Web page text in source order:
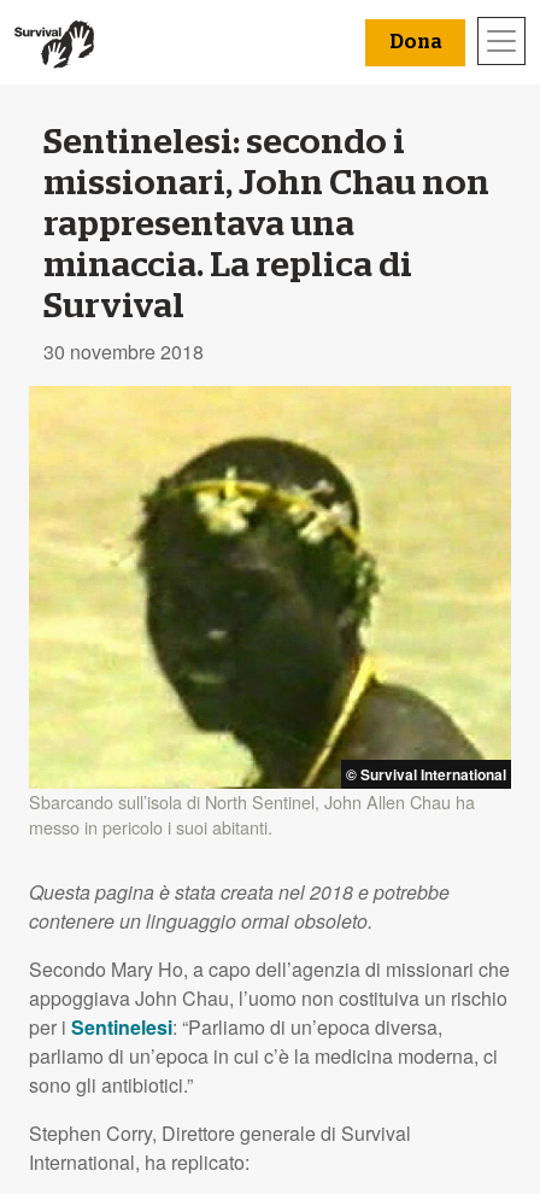
Dona
Sentinelesi: secondo i
missionari, John Chau non
rappresentava una
minaccia. La replica di
Survival
30 novembre 2018
© Survival International
Sbarcando sull’isola di North Sentinel, John Allen Chau ha
messo in pericolo i suoi abitanti.
Questa pagina è stata creata nel 2018 e potrebbe
contenere un linguaggio ormai obsoleto.
Secondo Mary Ho, a capo dell’agenzia di missionari che
appoggiava John Chau, l’uomo non costituiva un rischio
per i Sentinelesi: “Parliamo di un’epoca diversa,
parliamo di un’epoca in cui c’è la medicina moderna, ci
sono gli antibiotici.”
Stephen Corry, Direttore generale di Survival
International, ha replicato: